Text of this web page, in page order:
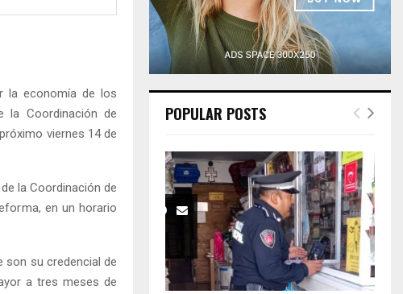
la economía de los
la Coordinación de
viernes 14 de
la Coordinación de
en un horario
son su credencial de
a tres meses de
POPULAR POSTS